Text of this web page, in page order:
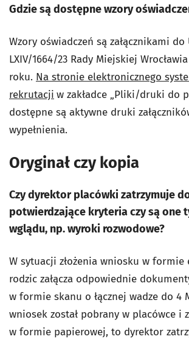
Gdzie są dostępne wzory
Wzory oświadczeń są załącznikami do
LXIV/1664/23 Rady Miejskiej Wrocławia
roku. Na stronie elektronicznego
rekrutacji w zakładce „Pliki/druki do
dostępne są aktywne druki
wypełnienia.
Oryginał czy kopia
Czy dyrektor placówki zatrzymuje
potwierdzające kryteria czy są one
wglądu, np. wyroki rozwodowe?
W sytuacji złożenia wniosku w formie
rodzic załącza odpowiednie
w formie skanu o łącznej wadze do 4
wniosek został pobrany w placówce i
w formie papierowej, to dyrektor